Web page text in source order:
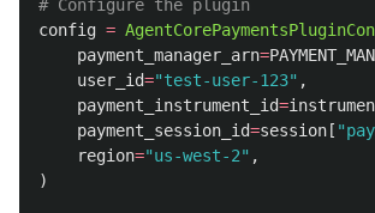
config =
payment_manager_arn=
user_id="test-user-123" ,
payment_instrument_id=
payment_session_id=session [ "
region="us-west-2" ,
)